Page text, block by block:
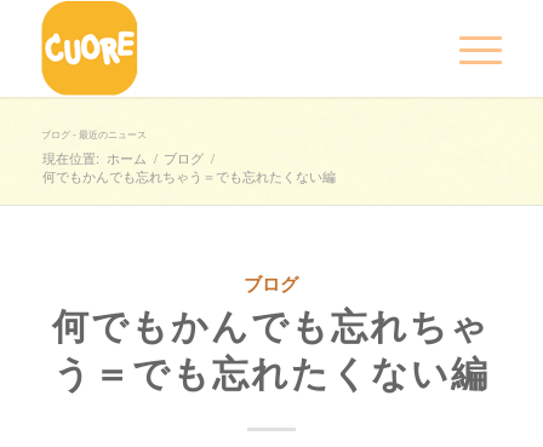
ブログ - 最近のニュース
現在位置: ホーム / ブログ /
何でもかんでも忘れちゃう＝でも忘れたくない編
ブログ
何でもかんでも忘れちゃ
う＝でも忘れたくない編